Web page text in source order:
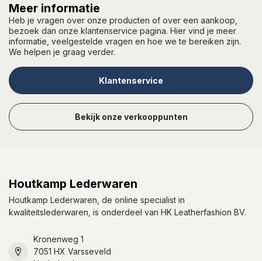
Meer informatie
Heb je vragen over onze producten of over een aankoop,
bezoek dan onze klantenservice pagina. Hier vind je meer
informatie, veelgestelde vragen en hoe we te bereiken zijn.
We helpen je graag verder.
Klantenservice
Bekijk onze verkooppunten
Houtkamp Lederwaren
Houtkamp Lederwaren, de online specialist in
kwaliteitslederwaren, is onderdeel van HK Leatherfashion BV.
Kronenweg 1
7051 HX Varsseveld